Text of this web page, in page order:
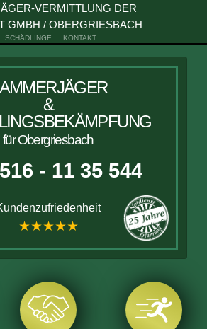
VERMITTLUNG DER
GMBH / OBERGRIESBACH
SCHÄDLINGE KONTAKT
&
für Obergriesbach
- 11 35 544
★★★★★